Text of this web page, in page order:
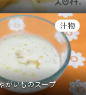
がいものスープ
汁物